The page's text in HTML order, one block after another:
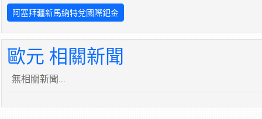
阿塞拜疆新馬納特兌國際鈀金
歐元 相關新聞
無相關新聞...